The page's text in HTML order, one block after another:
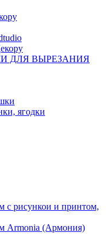
ДЛЯ ВЫРЕЗАНИЯ
ягодки
с рисункои и принтом,
Armonia (Армония)